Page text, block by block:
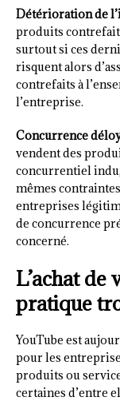
Détérioration de
produits
surtout si ces
risquent alors
contrefaits à
l’entreprise.
Concurrence
vendent des
concurrentiel indu,
mêmes
entreprises
de concurrence
concerné.
L’achat de
pratique
YouTube est
pour les
produits ou
certaines d’entre